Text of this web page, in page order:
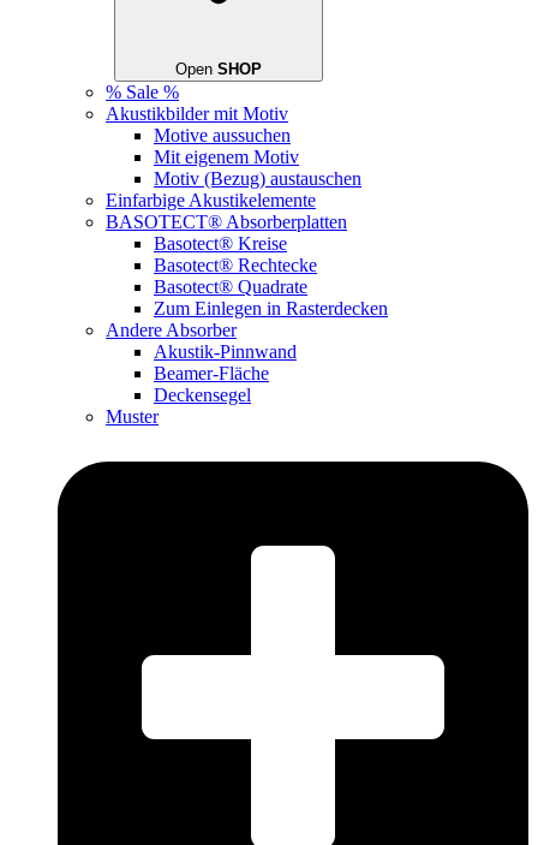
Open SHOP
% Sale %
Akustikbilder mit Motiv
Motive aussuchen
Mit eigenem Motiv
Motiv (Bezug) austauschen
Einfarbige Akustikelemente
BASOTECT® Absorberplatten
Basotect® Kreise
Basotect® Rechtecke
Basotect® Quadrate
Zum Einlegen in Rasterdecken
Andere Absorber
Akustik-Pinnwand
Beamer-Fläche
Deckensegel
Muster